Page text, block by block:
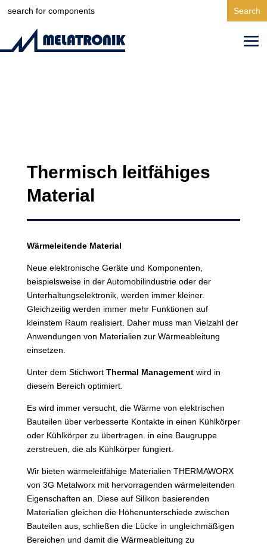
for:
Thermisch leitfähiges
Material
Wärmeleitende Material
Neue elektronische Geräte und Komponenten,
beispielsweise in der Automobilindustrie oder der
Unterhaltungselektronik, werden immer kleiner.
Gleichzeitig werden immer mehr Funktionen auf
kleinstem Raum realisiert. Daher muss man Vielzahl der
Anwendungen von Materialien zur Wärmeableitung
einsetzen.
Unter dem Stichwort Thermal Managementwird in
diesem Bereich optimiert.
Es wird immer versucht, die Wärme von elektrischen
Bauteilen über verbesserte Kontakte in einen Kühlkörper
oder Kühlkörper zu übertragen. in eine Baugruppe
zerstreuen, die als Kühlkörper fungiert.
Wir bieten wärmeleitfähige Materialien THERMAWORX
von 3G Metalworx mit hervorragenden wärmeleitenden
Eigenschaften an. Diese auf Silikon basierenden
Materialien gleichen die Höhenunterschiede zwischen
Bauteilen aus, schließen die Lücke in ungleichmäßigen
Bereichen und damit die Wärmeableitung zu